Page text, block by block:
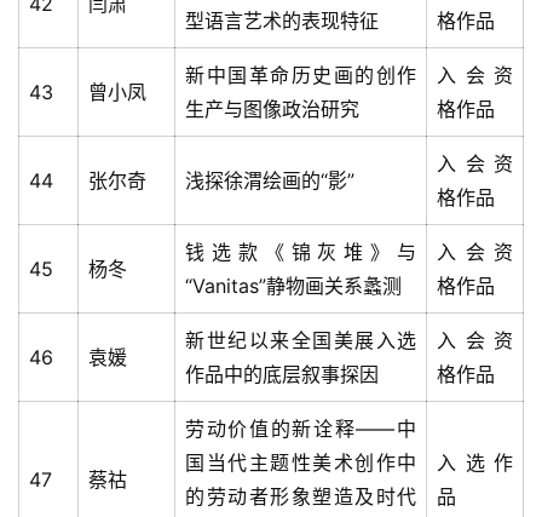
快
书
法
稿
研
书
型语言艺术的表现特征
格作品
43 曾小凤
新中国革命历史画的创作
生产与图像政治研究
入会资
格作品
44 张尔奇 浅探徐渭绘画的“影”
入会资
格作品
45 杨冬
钱选款《锦灰堆》与
“Vanitas”静物画关系蠡测
入会资
格作品
46 袁媛
新世纪以来全国美展入选
作品中的底层叙事探因
入会资
格作品
47 蔡祜
劳动价值的新诠释——中
国当代主题性美术创作中
的劳动者形象塑造及时代
入选作
品